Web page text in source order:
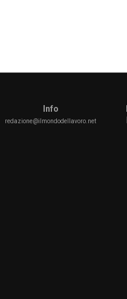
Info
redazione@ilmondodellavoro.net